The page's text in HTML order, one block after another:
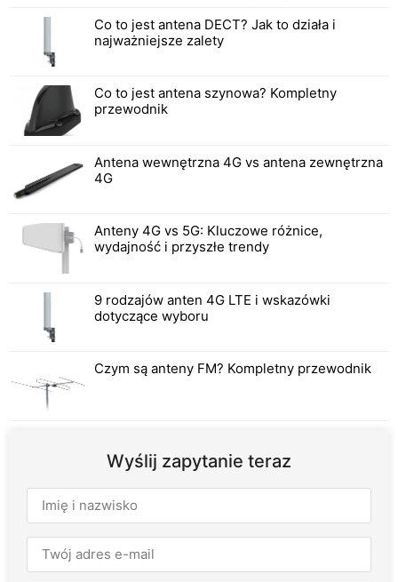
Co to jest antena DECT? Jak to działa i
najważniejsze zalety
Co to jest antena szynowa? Kompletny
przewodnik
Antena wewnętrzna 4G vs antena zewnętrzna
4G
Anteny 4G vs 5G: Kluczowe różnice,
wydajność i przyszłe trendy
9 rodzajów anten 4G LTE i wskazówki
dotyczące wyboru
Czym są anteny FM? Kompletny przewodnik
Wyślij zapytanie teraz